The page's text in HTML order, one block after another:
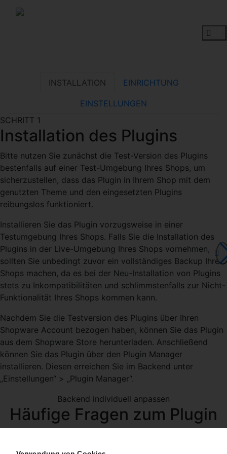
Backend individuell
INSTALLATION
EINRICHTUNG
EINSTELLUNGEN
SCHRITT 1
Installation des Plugins
Bitte nutzen Sie zunächst die Test-Version des Plugins
bestenfalls auf einer Test-Umgebung Ihres Shops, um
sicherzustellen, dass das Plugin in Ihrem Shop mit dem
genutzten Theme und den eingesetzten Plugins
reibungslos funktioniert.
Installieren Sie das Plugin vorzugsweise in einer
Testumgebung Ihres Shops. Falls Sie die Installation des
Plugins in der Live-Umgebung Ihres Shops vornehmen,
sollten Sie unbedingt zuvor ein vollständiges Backup Ihres
Shops machen, da es bei der Neu-Installation von Plugins
stets zu Inkompatibilitäten und schlimmstenfalls zur Nicht-
Funktionalität Ihres Shops kommen kann.
Nachdem Sie die Testversion des Plugins über Ihren
Shopware Account bezogen haben, können Sie das Plugin
aus dem Shopware Store herunterladen. Anschließend
können Sie das Plugin über den Plugin Manager
installieren. Diesen erreichen Sie im Backend unter
„Einstellungen“ > „Plugin Manager“.
Backend individuell anpassen
Häufige Fragen zum Plugin